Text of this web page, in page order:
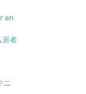
en
居者
ニ